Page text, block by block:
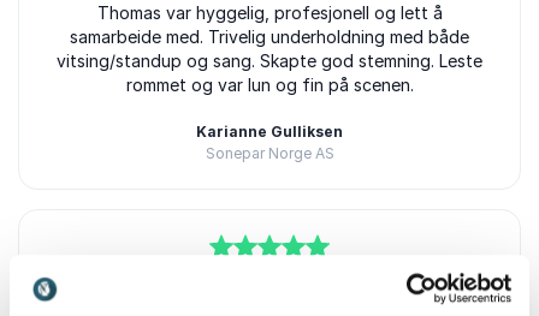
av5
Thomas var hyggelig, profesjonell og lett å
samarbeide med. Trivelig underholdning med både
vitsing/standup og sang. Skapte god stemning. Leste
rommet og var lun og fin på scenen.
Karianne Gulliksen
Sonepar Norge AS
5
Bra foredrag. Flink til å engasjere publikum. Ryddig